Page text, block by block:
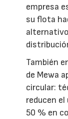
empresa
su flota
También
de Mewa
circular:
reducen
50 % en